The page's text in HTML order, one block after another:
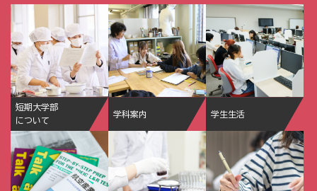
短期大学部
について
学科案内 学生生活